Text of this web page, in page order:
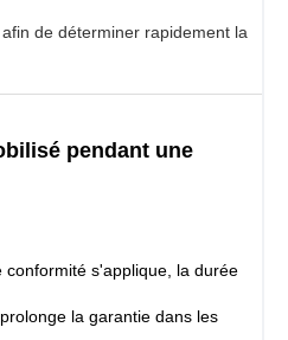
de déterminer rapidement la
pendant une
s'applique, la durée
la garantie dans les